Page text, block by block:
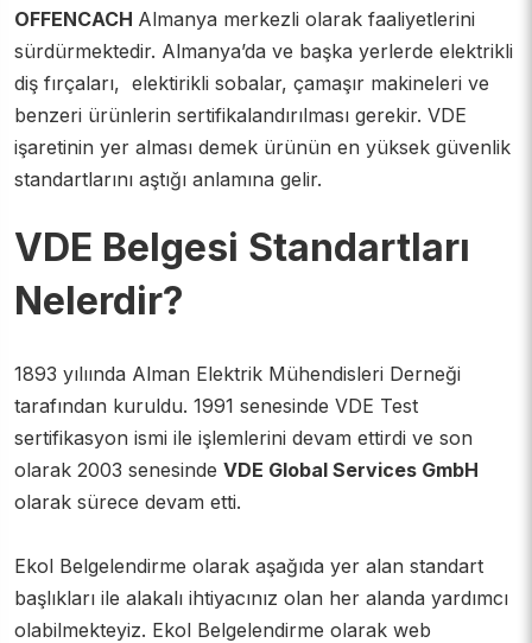
56000 İnovasyon Yönetim Sistemi
17021 Tetkik ve Belgelendirme Akreditasyonu
15593 Gıda Paketleme Ambalaj Kalite Yönetim Sistemi
Cihazlarda CE Belgesi
Temizleme Jeli CE Belgesi
Koruyucu Ekipmanlarda CE Belgesi
CE Belgesi
CE Belgesi
Kıyafetleri ve Malzemeleri CE Belgesi
Malzemeleri CE Belgesi
Yakan Cihazlarda CE Belgesi
OFFENCACH Almanya merkezli olarak faaliyetlerini
sürdürmektedir. Almanya’da ve başka yerlerde elektrikli
diş fırçaları, elektirikli sobalar, çamaşır makineleri ve
benzeri ürünlerin sertifikalandırılması gerekir. VDE
işaretinin yer alması demek ürünün en yüksek güvenlik
standartlarını aştığı anlamına gelir.
VDE Belgesi Standartları
Nelerdir?
1893 yılıında Alman Elektrik Mühendisleri Derneği
tarafından kuruldu. 1991 senesinde VDE Test
sertifikasyon ismi ile işlemlerini devam ettirdi ve son
olarak 2003 senesinde VDE Global Services GmbH
olarak sürece devam etti.
Ekol Belgelendirme olarak aşağıda yer alan standart
başlıkları ile alakalı ihtiyacınız olan her alanda yardımcı
olabilmekteyiz. Ekol Belgelendirme olarak web